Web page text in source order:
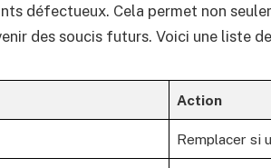
défectueux. Cela permet non
des soucis futurs. Voici une liste
Action
Remplacer si